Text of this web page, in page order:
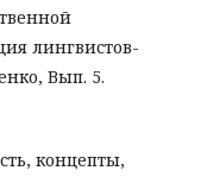
лингвистов-
Вып. 5.
концепты,